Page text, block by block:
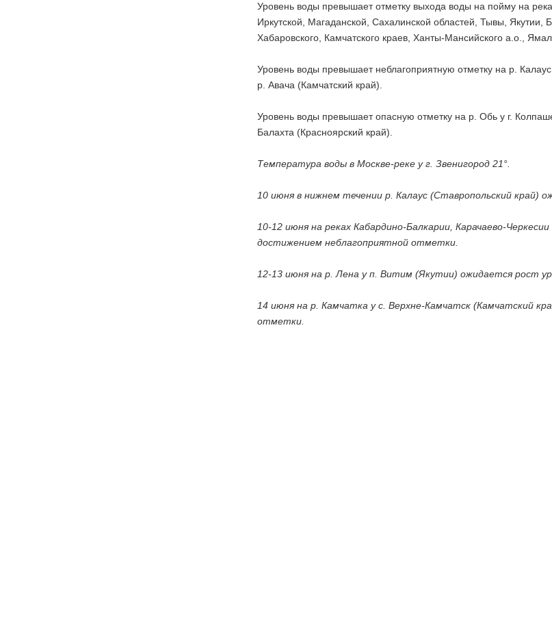
Уровень воды превышает отметку выхода воды на пойму на
Иркутской, Магаданской, Сахалинской областей, Тывы, Якутии,
Хабаровского, Камчатского краев, Ханты-Мансийского а.о.,
Уровень воды превышает неблагоприятную отметку на р.
р. Авача (Камчатский край).
Уровень воды превышает опасную отметку на р. Обь у г.
Балахта (Красноярский край).
Температура воды в Москве-реке у г. Звенигород 21°.
10 июня в нижнем течении р. Калаус (Ставропольский край)
10-12 июня на реках Кабардино-Балкарии, Карачаево-
достижением неблагоприятной отметки.
12-13 июня на р. Лена у п. Витим (Якутии) ожидается рост
14 июня на р. Камчатка у с. Верхне-Камчатск (Камчатский
отметки.